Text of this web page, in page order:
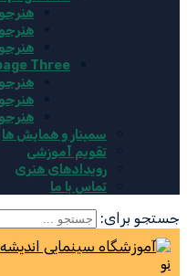
Three
سمینار و همایش ها
تقویم آموزشی
رویدادهای هنری
تماس با ما
جستجو برای: